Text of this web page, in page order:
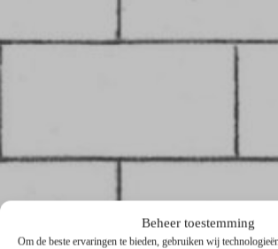
Beheer toestemming
Om de beste ervaringen te bieden, gebruiken wij